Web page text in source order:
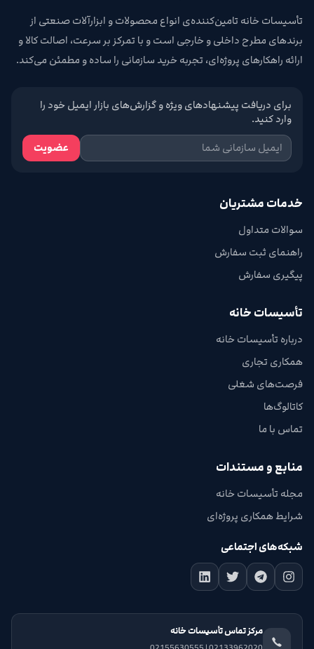
تأسیسات خانه تامین‌کننده‌ی انواع محصولات و ابزارآلات صنعتی از
برندهای مطرح داخلی و خارجی است و با تمرکز بر سرعت، اصالت کالا و
ارائه راهکارهای پروژه‌ای، تجربه خرید سازمانی را ساده و مطمئن می‌کند.
برای دریافت پیشنهادهای ویژه و گزارش‌های بازار ایمیل خود را
وارد کنید.
عضویت
خدمات مشتریان
سوالات متداول
راهنمای ثبت سفارش
پیگیری سفارش
تأسیسات خانه
درباره تأسیسات خانه
همکاری تجاری
فرصت‌های شغلی
کاتالوگ‌ها
تماس با ما
منابع و مستندات
مجله تأسیسات خانه
شرایط همکاری پروژه‌ای
شبکه‌های اجتماعی
مرکز تماس تأسیسات خانه